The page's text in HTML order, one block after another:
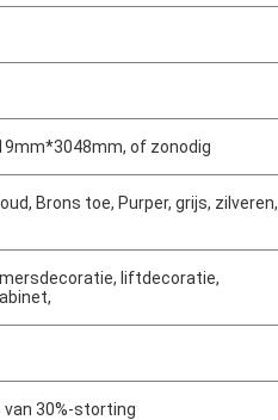
of zonodig
Brons toe, Purper, grijs, zilveren,
liftdecoratie,
30%-storting